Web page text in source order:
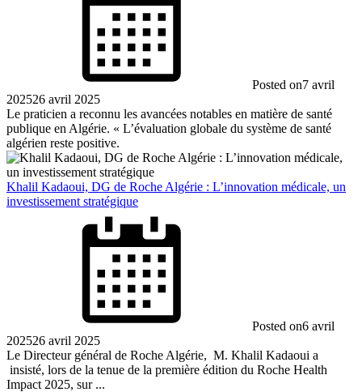
Posted on7 avril
202526 avril 2025
Le praticien a reconnu les avancées notables en matière de santé
publique en Algérie. « L’évaluation globale du système de santé
algérien reste positive.
Khalil Kadaoui, DG de Roche Algérie : L’innovation médicale, un
investissement stratégique
Posted on6 avril
202526 avril 2025
Le Directeur général de Roche Algérie, M. Khalil Kadaoui a
insisté, lors de la tenue de la première édition du Roche Health
Impact 2025, sur ...